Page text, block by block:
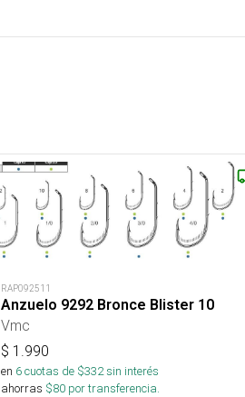
RAP092511
Anzuelo 9292 Bronce Blister 10
Vmc
$ 1.990
en 6cuotas de $332sin interés
ahorras $80 por transferencia.